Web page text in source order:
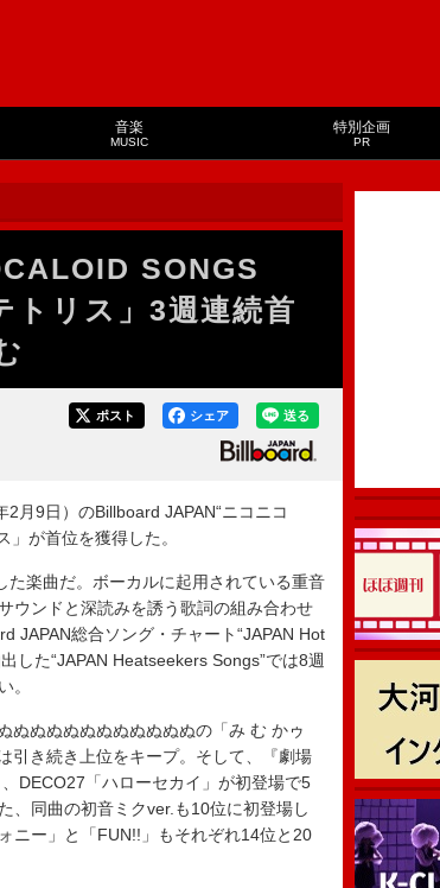
音楽
MUSIC
特別企画
PR
SONGS
トリス」3週連続首
送る
シェア
ポスト
月9日）のBillboard JAPAN“ニコニコ
が首位を獲得した。
楽曲だ。ボーカルに起用されている重音
ウンドと深読みを誘う歌詞の組み合わせ
JAPAN総合ソング・チャート“JAPAN Hot
した“JAPAN Heatseekers Songs”では8週
。
ぬぬぬぬぬぬぬぬぬぬの「み む かゥ
引き続き上位をキープ。そして、『劇場
DECO27「ハローセカイ」が初登場で5
、同曲の初音ミクver.も10位に初登場し
ニー」と「FUN!!」もそれぞれ14位と20